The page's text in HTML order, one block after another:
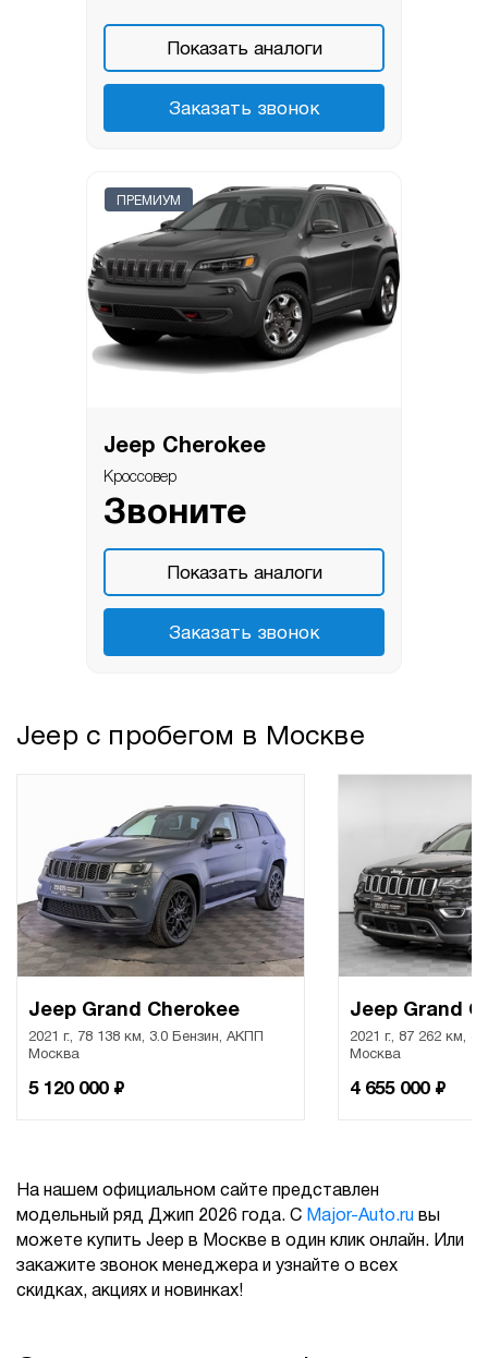
Показать аналоги
Заказать звонок
ПРЕМИУМ
Jeep Cherokee
Кроссовер
Звоните
Показать аналоги
Заказать звонок
Jeep с пробегом в Москве
Jeep Grand Cherokee
2021 г., 78 138 км, 3.0 Бензин, АКПП
Москва
5 120 000 ₽
Jeep Grand
2021 г., 87 262 км,
Москва
4 655 000 ₽
На нашем официальном сайте представлен
модельный ряд Джип 2026 года. С Major-Auto.ru вы
можете купить Jeep в Москве в один клик онлайн. Или
закажите звонок менеджера и узнайте о всех
скидках, акциях и новинках!